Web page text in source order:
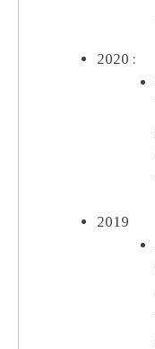
2020 :
2019